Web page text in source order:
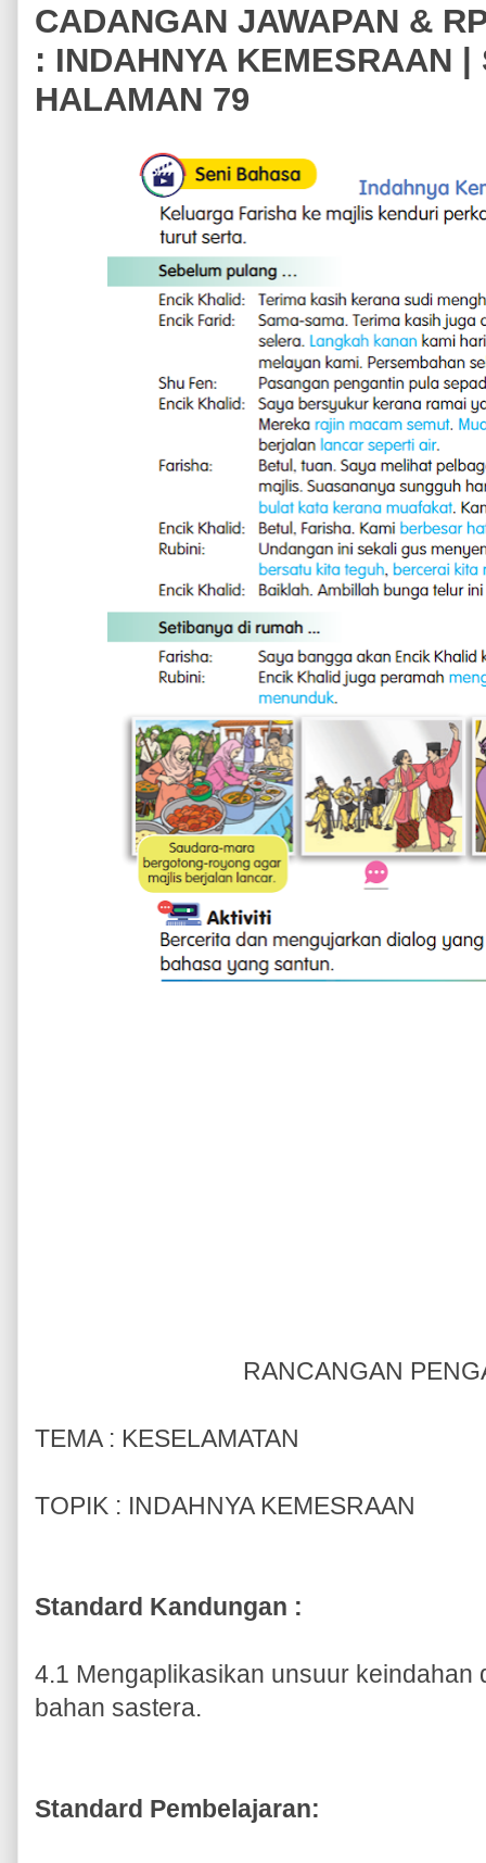
CADANGAN JAWAPAN &
: INDAHNYA KEMESRAAN
HALAMAN 79
RANCANGAN
TEMA : KESELAMATAN
TOPIK : INDAHNYA KEMESRAAN
Standard Kandungan :
4.1 Mengaplikasikan unsuur keindahan
bahan sastera.
Standard Pembelajaran: